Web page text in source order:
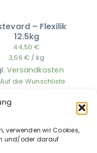
verwenden wir Cookies,
und/oder darauf
– Flexilik
12.5kg
44,50 €
3,56 € / kg
Versandkosten
Auf die Wunschliste